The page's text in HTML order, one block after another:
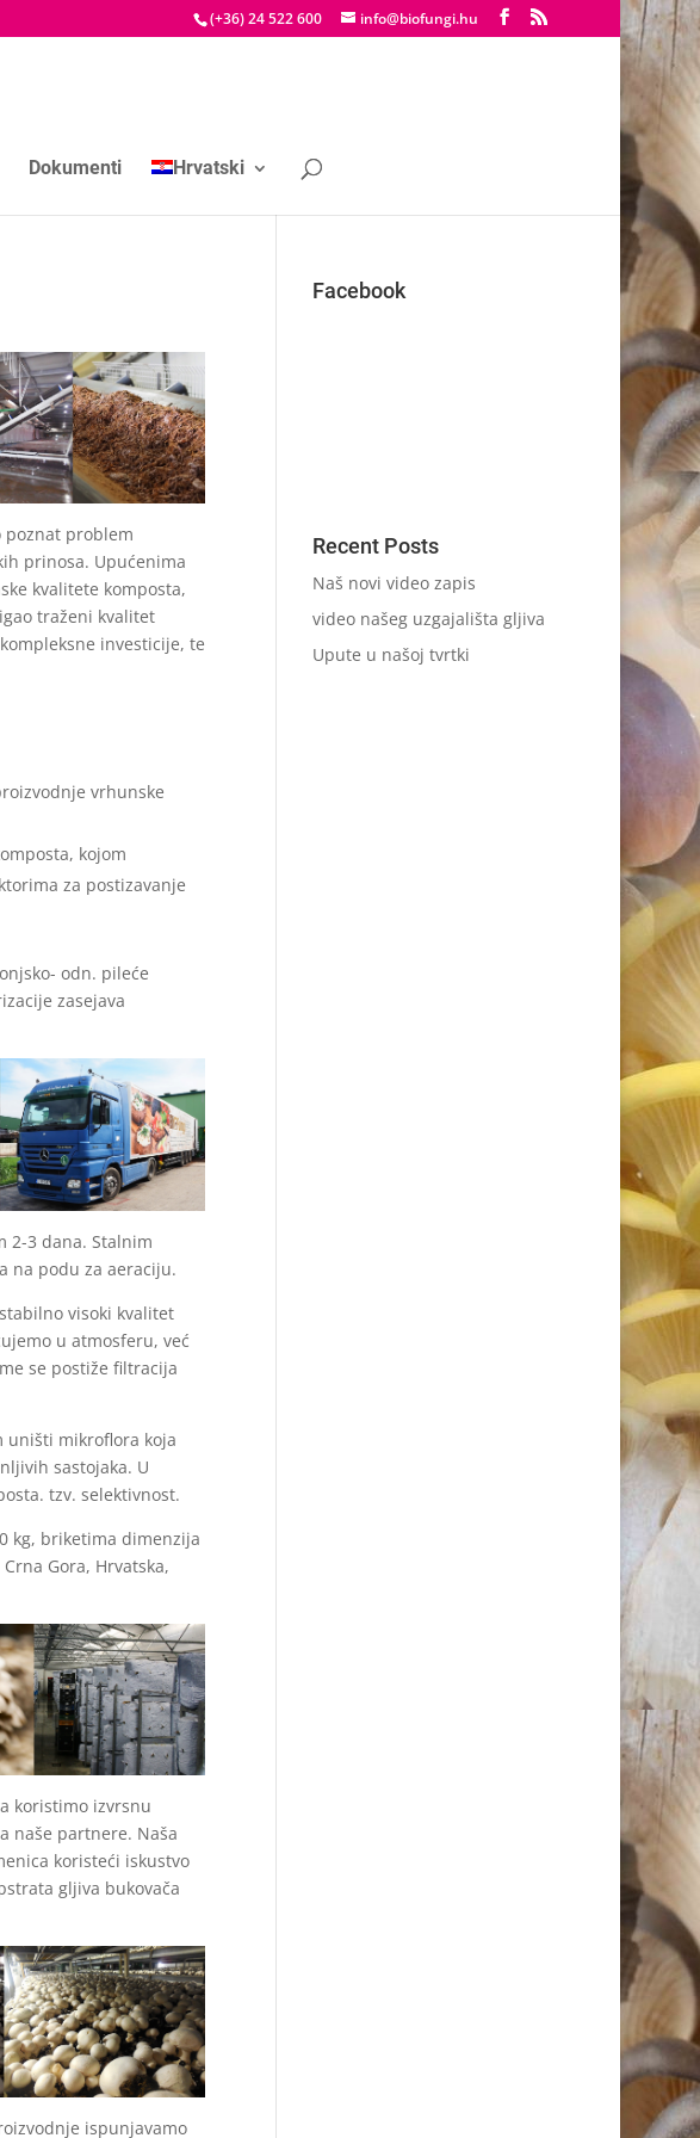
(+36) 24 522 600 info@biofungi.hu
Dokumenti Hrvatski
poznat problem
prinosa. Upućenima
kvalitete komposta,
traženi kvalitet
investicije, te
vrhunske
kojom
za postizavanje
odn. pileće
zasejava
2-3 dana. Stalnim
na podu za aeraciju.
visoki kvalitet
u atmosferu, već
se postiže filtracija
uništi mikroflora koja
sastojaka. U
tzv. selektivnost.
kg, briketima dimenzija
Gora, Hrvatska,
koristimo izvrsnu
naše partnere. Naša
koristeći iskustvo
gljiva bukovača
ispunjavamo
Facebook
Recent Posts
Naš novi video zapis
video našeg uzgajališta gljiva
Upute u našoj tvrtki